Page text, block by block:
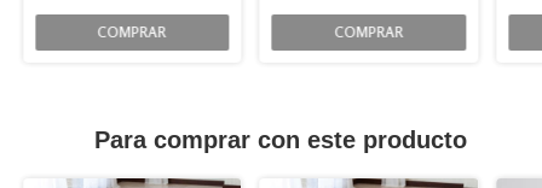
COMPRAR COMPRAR
Para comprar con este producto